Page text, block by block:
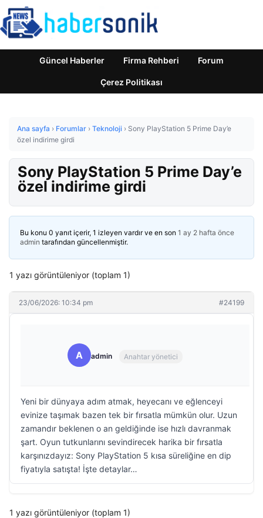
Güncel Haberler Firma Rehberi Forum
Çerez Politikası
Ana sayfa › Forumlar › Teknoloji › Sony PlayStation 5 Prime Day’e
özel indirime girdi
Sony PlayStation 5 Prime Day’e
özel indirime girdi
Bu konu 0 yanıt içerir, 1 izleyen vardır ve en son 1 ay 2 hafta önce
admin tarafından güncellenmiştir.
1 yazı görüntüleniyor (toplam 1)
23/06/2026: 10:34 pm #24199
A admin Anahtar yönetici
Yeni bir dünyaya adım atmak, heyecanı ve eğlenceyi
evinize taşımak bazen tek bir fırsatla mümkün olur. Uzun
zamandır beklenen o an geldiğinde ise hızlı davranmak
şart. Oyun tutkunlarını sevindirecek harika bir fırsatla
karşınızdayız: Sony PlayStation 5 kısa süreliğine en dip
fiyatıyla satışta! İşte detaylar…
1 yazı görüntüleniyor (toplam 1)